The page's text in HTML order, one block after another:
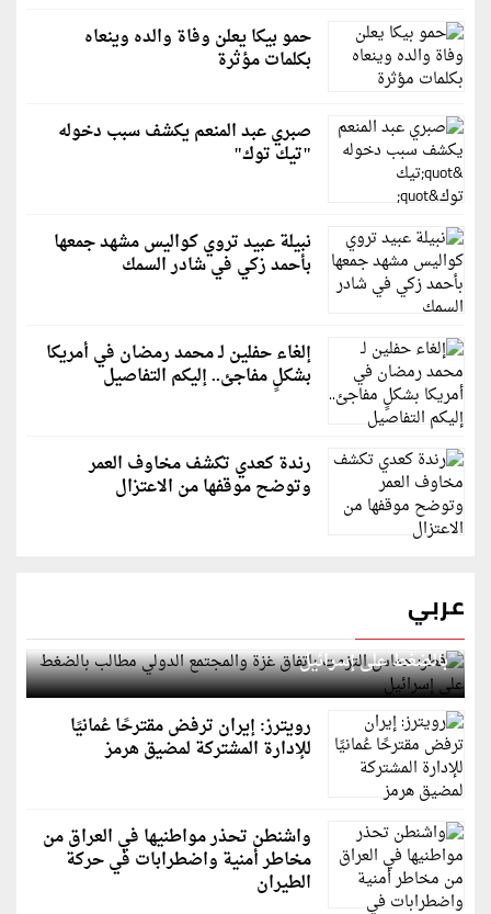
حمو بيكا يعلن وفاة والده وينعاه
بكلمات مؤثرة
صبري عبد المنعم يكشف سبب دخوله
"تيك توك"
نبيلة عبيد تروي كواليس مشهد جمعها
بأحمد زكي في شادر السمك
إلغاء حفلين لـ محمد رمضان في أمريكا
بشكلٍ مفاجئ.. إليكم التفاصيل
رندة كعدي تكشف مخاوف العمر
وتوضح موقفها من الاعتزال
عربي
قطر: حماس التزمت باتفاق غزة والمجتمع الدولي مطالب
بالضغط على إسرائيل
رويترز: إيران ترفض مقترحًا عُمانيًا
للإدارة المشتركة لمضيق هرمز
واشنطن تحذر مواطنيها في العراق من
مخاطر أمنية واضطرابات في حركة
الطيران